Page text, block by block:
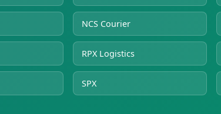
NCS Courier
RPX Logistics
SPX